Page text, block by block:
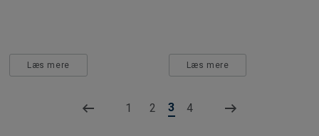
Læs mere Læs mere
1 2 3 4